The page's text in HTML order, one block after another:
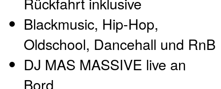
Blackmusic, Hip-Hop,
Oldschool, Dancehall und RnB
DJ MAS MASSIVE live an
Bord